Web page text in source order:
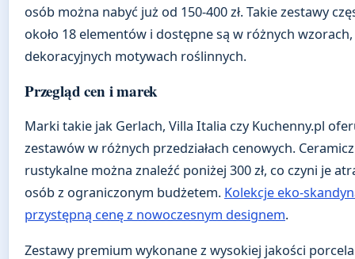
osób można nabyć już od 150-400 zł. Takie zestawy
około 18 elementów i dostępne są w różnych
dekoracyjnych motywach roślinnych.
Przegląd cen i marek
Marki takie jak Gerlach, Villa Italia czy Kuchenny.pl
zestawów w różnych przedziałach cenowych.
rustykalne można znaleźć poniżej 300 zł, co czyni je
osób z ograniczonym budżetem. Kolekcje eko-
przystępną cenę z nowoczesnym designem.
Zestawy premium wykonane z wysokiej jakości